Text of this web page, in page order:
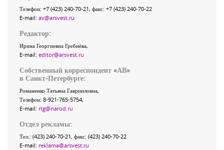
Телефон: +7 (423) 240-70-21, факс: +7 (423) 240-70-22
E-mail: av@arsvest.ru
Редактор:
Ирина Георгиевна Гребнёва,
E-mail: editor@arsvest.ru
Собственный корреспондент «АВ»
в Санкт-Петербурге:
Романенко Татьяна Гаврииловна,
Телефон: 8-921-765-5754,
E-mail: rtg@narod.ru
Отдел рекламы:
Тел.: (423) 240-70-21, факс: (423) 240-70-22
E-mail: reklama@arsvest.ru